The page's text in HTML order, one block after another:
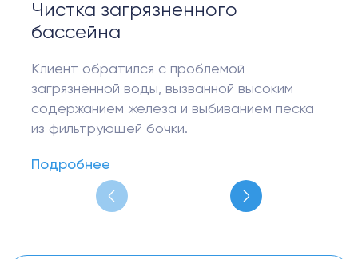
Чистка загрязненного
бассейна
Клиент обратился с проблемой
загрязнённой воды, вызванной высоким
содержанием железа и выбиванием песка
из фильтрующей бочки.
Подробнее